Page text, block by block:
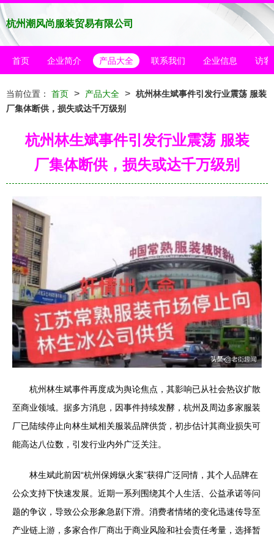
杭州潮风尚服装贸易有限公司
首页 企业简介 产品大全 联系我们 企业信息 访客
当前位置： 首页 > 产品大全 > 杭州林生斌事件引发行业震荡 服装
厂集体断供，损失或达千万级别
杭州林生斌事件引发行业震荡 服装
厂集体断供，损失或达千万级别
杭州林生斌事件再度成为舆论焦点，其影响已从社会热议扩散
至商业领域。据多方消息，因事件持续发酵，杭州及周边多家服装
厂已陆续停止向林生斌相关服装品牌供货，初步估计其商业损失可
能高达八位数，引发行业内外广泛关注。
林生斌此前因“杭州保姆纵火案”获得广泛同情，其个人品牌在
公众支持下快速发展。近期一系列围绕其个人生活、公益承诺等问
题的争议，导致公众形象急剧下滑。消费者情绪的变化迅速传导至
产业链上游，多家合作厂商出于商业风险和社会责任考量，选择暂